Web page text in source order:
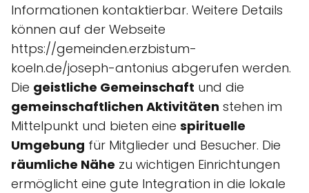
Informationen kontaktierbar. Weitere Details
können auf der Webseite
https://gemeinden.erzbistum-
koeln.de/joseph-antonius abgerufen werden.
Die geistliche Gemeinschaft und die
gemeinschaftlichen Aktivitäten stehen im
Mittelpunkt und bieten eine spirituelle
Umgebung für Mitglieder und Besucher. Die
räumliche Nähe zu wichtigen Einrichtungen
ermöglicht eine gute Integration in die lokale